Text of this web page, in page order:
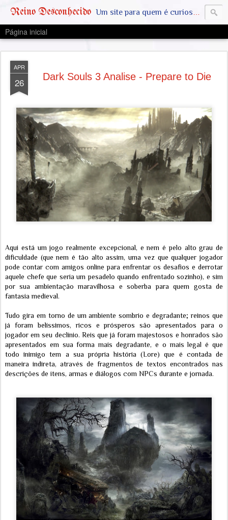
Reino Desconhecido Um site para quem é curioso e também quer estar ciente das notícias que geralmente não aparecem na grande mídia. Abram a mente, pensem fora da caixinha. SAIAM DA MATRIX !! A VERDADE ESTÁ LA FORA
Página inicial
APR
26 Dark Souls 3 Analise - Prepare to Die
Aqui está um jogo realmente excepcional, e nem é pelo alto grau de
dificuldade (que nem é tão alto assim, uma vez que qualquer jogador
pode contar com amigos online para enfrentar os desafios e derrotar
aquele chefe que seria um pesadelo quando enfrentado sozinho), e sim
por sua ambientação maravilhosa e soberba para quem gosta de
fantasia medieval.
Tudo gira em torno de um ambiente sombrio e degradante; reinos que
já foram belíssimos, ricos e prósperos são apresentados para o
jogador em seu declínio. Reis que já foram majestosos e honrados são
apresentados em sua forma mais degradante, e o mais legal é que
todo inimigo tem a sua própria história (Lore) que é contada de
maneira indireta, através de fragmentos de textos encontrados nas
descrições de itens, armas e diálogos com NPCs durante e jornada.